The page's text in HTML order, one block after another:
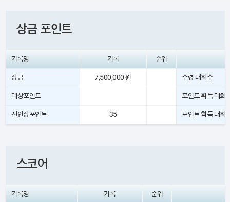
상금 포인트
기록명 기록 순위
상금 7,500,000 원 수령 대회수
대상포인트 포인트 획득 대회
신인상포인트 35 포인트 획득 대회
스코어
기록명 기록 순위